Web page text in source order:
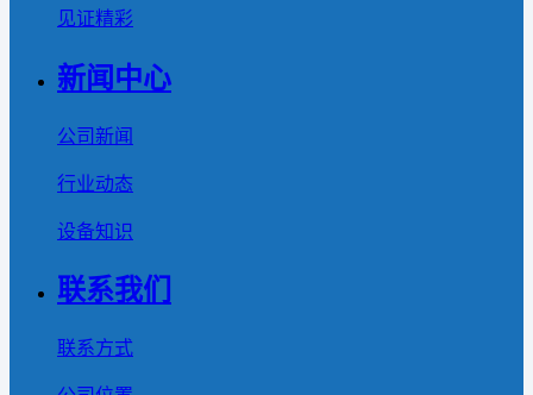
见证精彩
新闻中心
公司新闻
行业动态
设备知识
联系我们
联系方式